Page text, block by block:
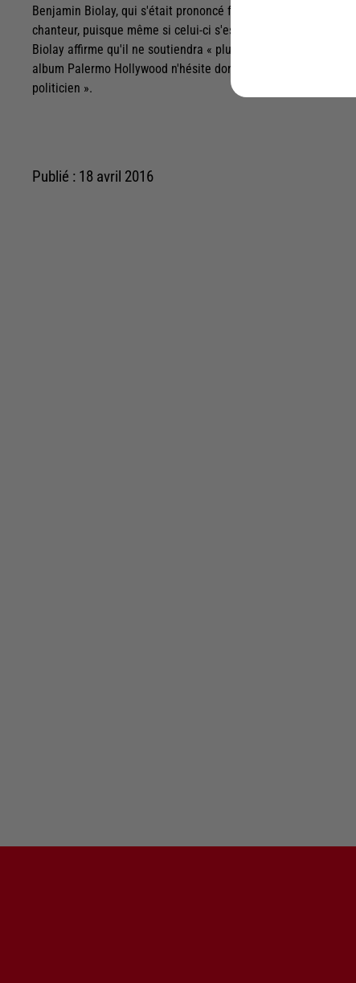
Benjamin Biolay, qui s'était prononcé favorablement envers
chanteur, puisque même si celui-ci s'estime « simplement de
Biolay affirme qu'il ne soutiendra « plus jamais un candidat
album Palermo Hollywood n'hésite donc pas à juger que «
politicien ».
Publié : 18 avril 2016